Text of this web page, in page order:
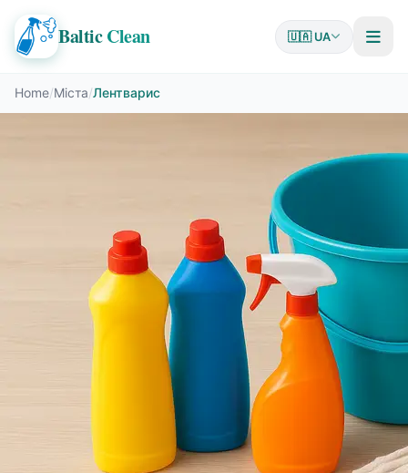
Baltic Clean 🇺🇦 UA
Home/Міста/Лентварис